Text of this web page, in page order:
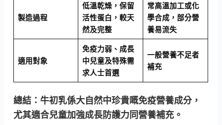
製造過程
低溫乾燥，保留
活性蛋白，較天
然及完整
常高溫加工或化
學合成，部分營
養易流失
適用對象
免疫力弱、成長
中兒童及特殊需
求人士首選
一般營養不足者
補充
總結：牛初乳係大自然中珍貴嘅免疫營養成分，
尤其適合兒童加強成長防護力同營養補充。